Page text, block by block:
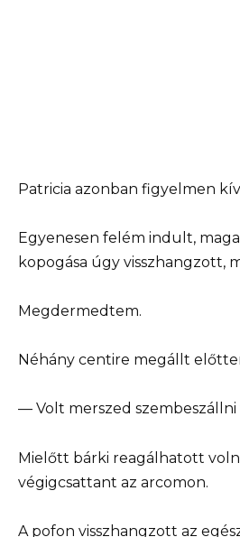
Patricia azonban figyelmen
Egyenesen felém indult,
kopogása úgy visszhangzott,
Megdermedtem.
Néhány centire megállt
— Volt merszed szembeszállni
Mielőtt bárki reagálhatott
végigcsattant az arcomon.
A pofon visszhangzott az